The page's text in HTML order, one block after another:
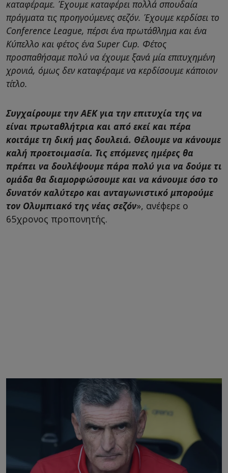
καταφέραμε. Έχουμε καταφέρει πολλά σπουδαία
πράγματα τις προηγούμενες σεζόν. Έχουμε κερδίσει το
Conference League, πέρσι ένα πρωτάθλημα και ένα
Kύπελλο και φέτος ένα Super Cup. Φέτος
προσπαθήσαμε πολύ να έχουμε ξανά μία επιτυχημένη
χρονιά, όμως δεν καταφέραμε να κερδίσουμε κάποιον
τίτλο.
Συγχαίρουμε την ΑΕΚ για την επιτυχία της να
είναι πρωταθλήτρια και από εκεί και πέρα
κοιτάμε τη δική μας δουλειά. Θέλουμε να κάνουμε
καλή προετοιμασία. Τις επόμενες ημέρες θα
πρέπει να δουλέψουμε πάρα πολύ για να δούμε τι
ομάδα θα διαμορφώσουμε και να κάνουμε όσο το
δυνατόν καλύτερο και ανταγωνιστικό μπορούμε
τον Ολυμπιακό της νέας σεζόν», ανέφερε ο
65χρονος προπονητής.